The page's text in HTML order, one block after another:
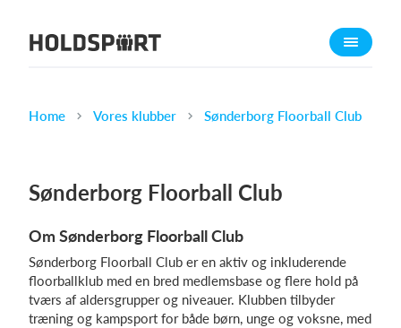
Om Holdsport
Funktioner
Kalender
Kontingentopkrævning
Hjemmeside
Webshop
Home Vores klubber Sønderborg Floorball Club
Sønderborg Floorball Club
Om Sønderborg Floorball Club
Sønderborg Floorball Club er en aktiv og inkluderende
floorballklub med en bred medlemsbase og flere hold på
tværs af aldersgrupper og niveauer. Klubben tilbyder
træning og kampsport for både børn, unge og voksne, med